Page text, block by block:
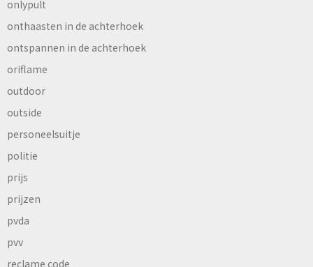
onlypult
onthaasten in de achterhoek
ontspannen in de achterhoek
oriflame
outdoor
outside
personeelsuitje
politie
prijs
prijzen
pvda
pvv
reclame code